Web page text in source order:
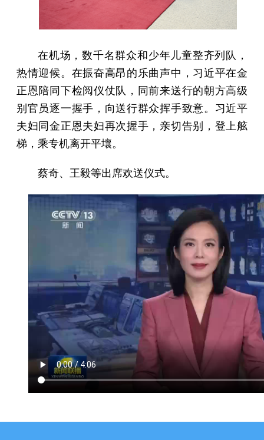
在机场，数千名群众和少年儿童整齐列队，
热情迎候。在振奋高昂的乐曲声中，习近平在金
正恩陪同下检阅仪仗队，同前来送行的朝方高级
别官员逐一握手，向送行群众挥手致意。习近平
夫妇同金正恩夫妇再次握手，亲切告别，登上舷
梯，乘专机离开平壤。
蔡奇、王毅等出席欢送仪式。